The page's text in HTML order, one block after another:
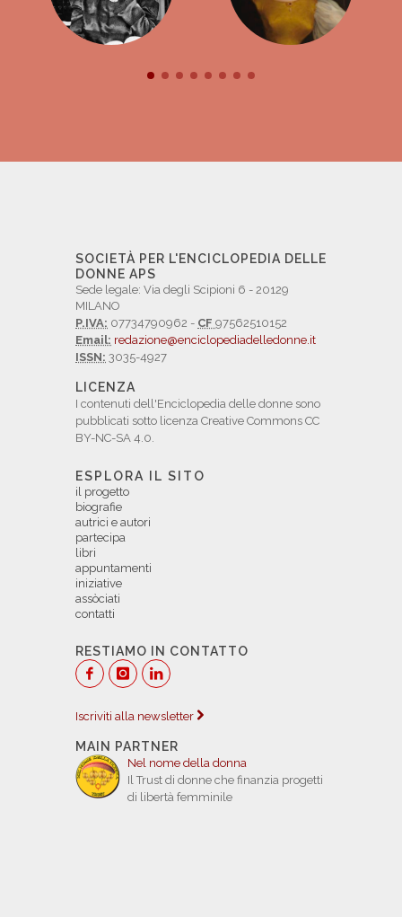
SOCIETÀ PER L'ENCICLOPEDIA DELLE
DONNE APS
Sede legale: Via degli Scipioni 6 - 20129
MILANO
P.IVA: 07734790962 - CF 97562510152
Email: redazione@enciclopediadelledonne.it
ISSN: 3035-4927
LICENZA
I contenuti dell'Enciclopedia delle donne sono
pubblicati sotto licenza Creative Commons CC
BY-NC-SA 4.0.
ESPLORA IL SITO
il progetto
biografie
autrici e autori
partecipa
libri
appuntamenti
iniziative
assòciati
contatti
RESTIAMO IN CONTATTO
Iscriviti alla newsletter
MAIN PARTNER
Nel nome della donna
Il Trust di donne che finanzia progetti
di libertà femminile